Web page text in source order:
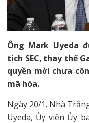
Ông Mark Uyeda
tịch SEC, thay thế
quyền mới chưa
mã hóa.
Ngày 20/1, Nhà
Uyeda, Ủy viên Ủy